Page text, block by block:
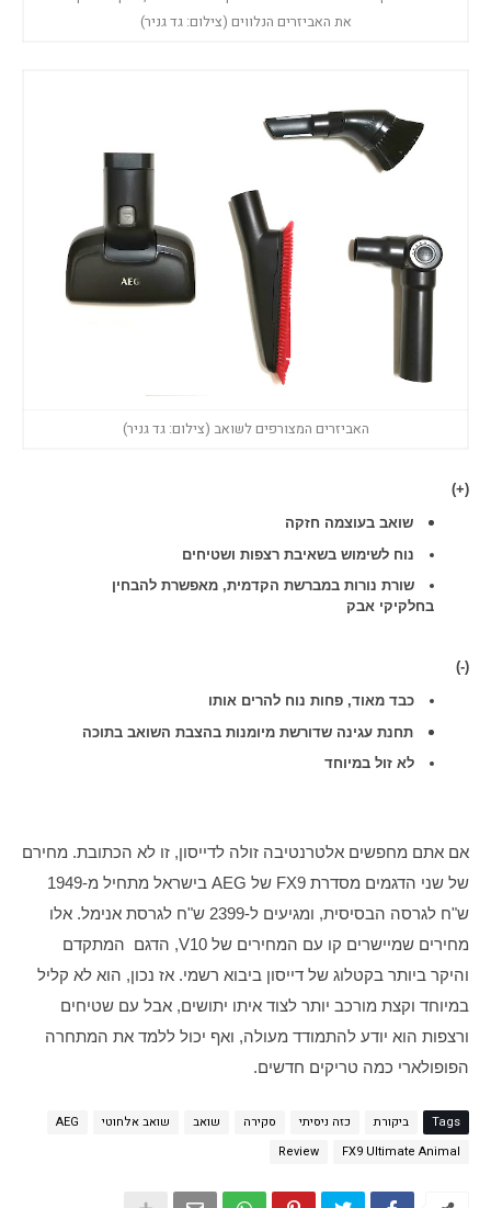
את האביזרים הנלווים (צילום: גד גניר)
האביזרים המצורפים לשואב (צילום: גד גניר)
(+)
שואב בעוצמה חזקה
נוח לשימוש בשאיבת רצפות ושטיחים
שורת נורות במברשת הקדמית, מאפשרת להבחין
בחלקיקי אבק
(-)
כבד מאוד, פחות נוח להרים אותו
תחנת עגינה שדורשת מיומנות בהצבת השואב בתוכה
לא זול במיוחד
הפופולארי כמה טריקים חדשים.
Tags ביקורת כזה ניסיתי סקירה שואב שואב אלחוטי
AEG
FX9 Ultimate Animal
Review